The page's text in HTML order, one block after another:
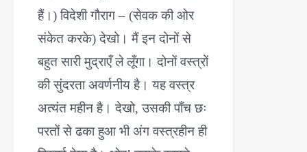
हैं।) विदेशी गौराग – (सेवक की ओर
संकेत करके) देखो। मैं इन दोनों से
बहुत सारी मुद्राएँ ले लूँगा। दोनों वस्त्रों
की सुंदरता अवर्णनीय है। यह वस्त्र
अत्यंत महीन है। देखो, उसकी पाँच छः
परतों से ढका हुआ भी अंग वस्त्रहीन ही